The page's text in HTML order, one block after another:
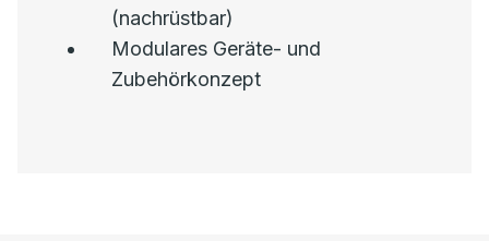
(nachrüstbar)
Modulares Geräte- und
Zubehörkonzept